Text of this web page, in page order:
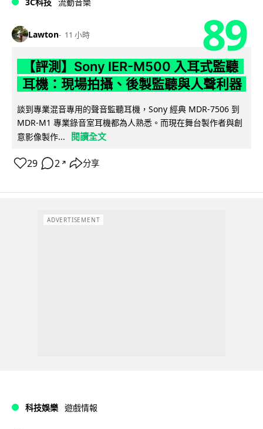
3C科技 流動音樂
Lawton 11 小時 89
【評測】Sony IER-M500 入耳式監聽
耳機：現場拍攝、後製監聽與人聲利器
談到專業混音專用的聲音監聽耳機，Sony 經典 MDR-7506 到
MDR-M1 專業錄音室耳機都為人熟悉。而現在舞台製作者與創
意影像製作...
閱讀全文
29 2 ↗ 分享
ADVERTISEMENT
科技娛樂 遊戲情報